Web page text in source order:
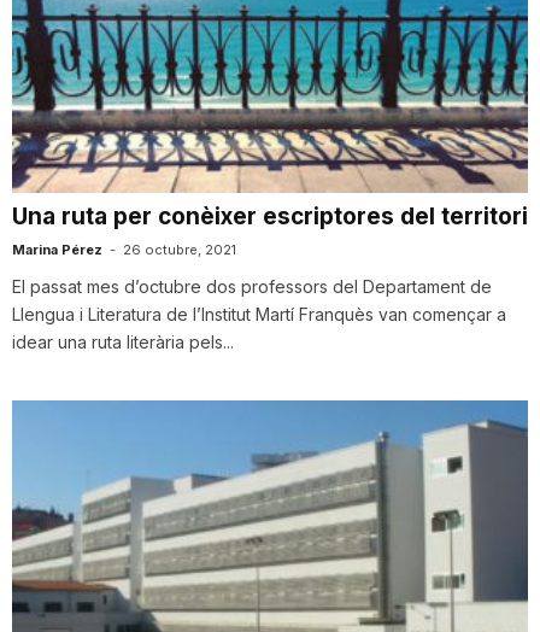
C
i
u
a
d
e
Una ruta per conèixer escriptores del territori
Marina Pérez - 26 octubre, 2021
El passat mes d’octubre dos professors del Departament de
Llengua i Literatura de l’Institut Martí Franquès van començar a
idear una ruta literària pels...